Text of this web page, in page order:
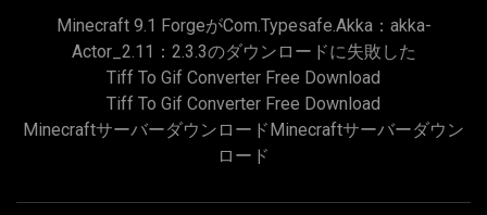
Minecraft 9.1 Forgeがcom.typesafe.akka：akka-
Actor_2.11：2.3.3のダウンロードに失敗した
Tiff To Gif Converter Free Download
Tiff To Gif Converter Free Download
Minecraftサーバーダウンロードminecraftサーバーダウン
ロード